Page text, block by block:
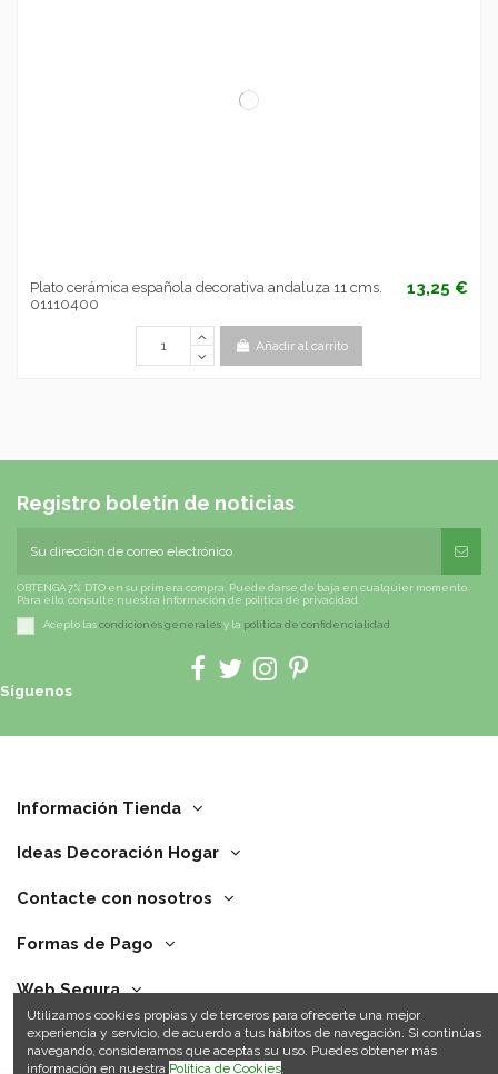
Plato cerámica española decorativa andaluza 11 cms.
01110400
13,25 €
Añadir al carrito
Registro boletín de noticias
OBTENGA 7% DTO en su primera compra. Puede darse de baja en cualquier momento.
Para ello, consulte nuestra información de política de privacidad.
Acepto lascondiciones generalesy la política de confidencialidad
Síguenos
Información Tienda
Ideas Decoración Hogar
Contacte con nosotros
Formas de Pago
Web Segura
Utilizamos cookies propias y de terceros para ofrecerte una mejor
experiencia y servicio, de acuerdo a tus hábitos de navegación. Si continúas
navegando, consideramos que aceptas su uso. Puedes obtener más
información en nuestra Política de Cookies.